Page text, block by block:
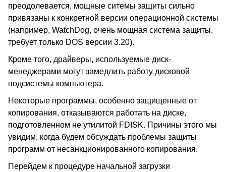
преодолевается, мощные ситемы защиты сильно
привязаны к конкретной версии операционной системы
(например, WatchDog, очень мощная система защиты,
требует только DOS версии 3.20).
Кроме того, драйверы, используемые диск-
менеджерами могут замедлить работу дисковой
подсистемы компьютера.
Некоторые программы, особенно защищенные от
копирования, отказываются работать на диске,
подготовленном не утилитой FDISK. Причины этого мы
увидим, когда будем обсуждать проблемы защиты
программ от несанкционированного копирования.
Перейдем к процедуре начальной загрузки